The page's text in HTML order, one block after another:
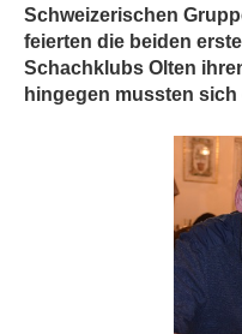
Schweizerischen
feierten die beiden
Schachklubs Olten
hingegen mussten